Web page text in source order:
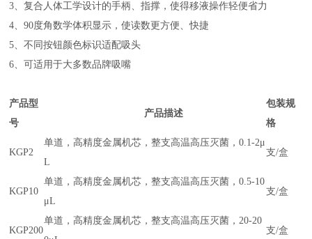
3、复合人体工学设计的手柄、指撑，使得移液操作轻便省力
4、90度角数学体积显示，使读数更方便、快捷
5、不同按钮颜色标识适配吸头
6、可适用于大多数品牌吸嘴
产品型
号
产品描述
包装规
格
KGP2
单道，高精度金属机芯，整支高温高压灭菌，0.1-2μ
L
支/盒
KGP10
单道，高精度金属机芯，整支高温高压灭菌，0.5-10
μL
支/盒
KGP200
单道，高精度金属机芯，整支高温高压灭菌，20-20
支/盒